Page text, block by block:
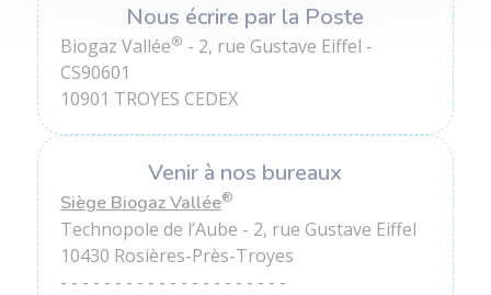
Nous écrire par la Poste
Biogaz Vallée® - 2, rue Gustave Eiffel -
CS90601
10901 TROYES CEDEX
Venir à nos bureaux
Siège Biogaz Vallée®
Technopole de l’Aube - 2, rue Gustave Eiffel
10430 Rosières-Près-Troyes
- - - - - - - - - - - - - - - - - - - - -